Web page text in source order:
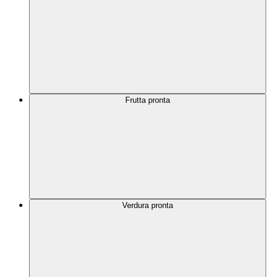
Frutta pronta
Verdura pronta